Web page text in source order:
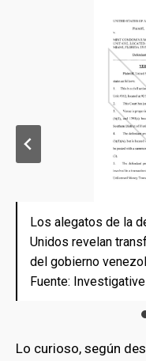
Los alegatos de la
Unidos revelan
del gobierno
Fuente:
Los alegatos de la
Unidos revelan
del gobierno
Fuente:
Los alegatos de la
Unidos revelan
del gobierno
Fuente:
Los alegatos de la
Unidos revelan
del gobierno
Fuente:
Los alegatos de la
Unidos revelan
del gobierno
Fuente:
Los alegatos de la
Unidos revelan
del gobierno
Fuente:
Lo curioso, según